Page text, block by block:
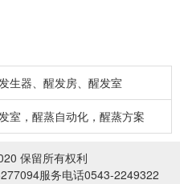
生器、醒发房、醒发室
室，醒蒸自动化，醒蒸方案
保留所有权利
服务电话0543-2249322